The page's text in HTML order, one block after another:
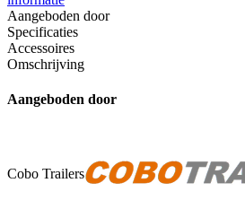
Aangeboden door
Specificaties
Accessoires
Omschrijving
Aangeboden door
Cobo Trailers